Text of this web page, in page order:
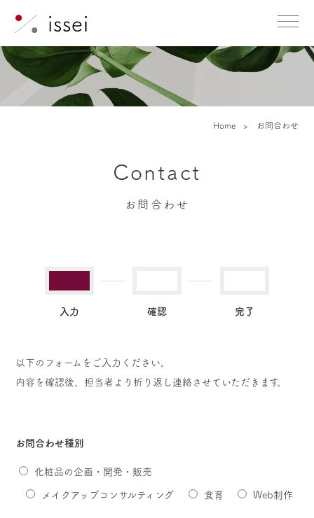
issei
Menu
Contact
お問合わせ
Home お問合わせ
入力 確認 完了
以下のフォームをご入力ください。
内容を確認後、担当者より折り返し連絡させていただきます。
お問合わせ種別
化粧品の企画・開発・販売
メイクアップコンサルティング 食育 Web制作